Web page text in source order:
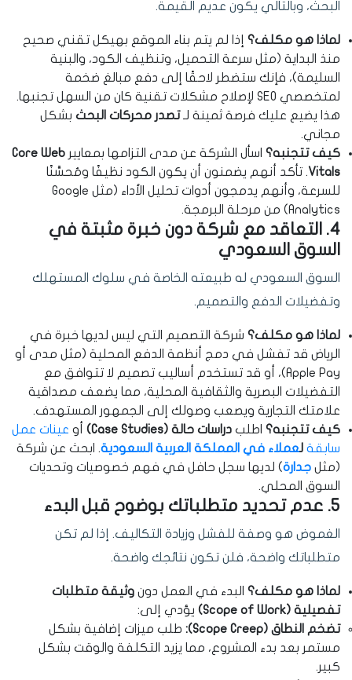
البحث، وبالتالي يكون عديم القيمة.
لماذا هو مكلف؟ إذا لم يتم بناء الموقع بهيكل تقني صحيح
منذ البداية (مثل سرعة التحميل، وتنظيف الكود، والبنية
السليمة)، فإنك ستضطر لاحقًا إلى دفع مبالغ ضخمة
لمتخصصي SEO لإصلاح مشكلات تقنية كان من السهل تجنبها.
هذا يضيع عليك فرصة ثمينة لـتصدر محركات البحث بشكل
مجاني.
كيف تتجنبه؟ اسأل الشركة عن مدى التزامها بمعايير Core Web
Vitals. تأكد أنهم يضمنون أن يكون الكود نظيفًا ومُحسَّنًا
للسرعة، وأنهم يدمجون أدوات تحليل الأداء (مثل Google
Analytics) من مرحلة البرمجة.
4. التعاقد مع شركة دون خبرة مثبتة في
السوق السعودي
السوق السعودي له طبيعته الخاصة في سلوك المستهلك
وتفضيلات الدفع والتصميم.
لماذا هو مكلف؟ شركة التصميم التي ليس لديها خبرة في
الرياض قد تفشل في دمج أنظمة الدفع المحلية (مثل مدى أو
Apple Pay)، أو قد تستخدم أساليب تصميم لا تتوافق مع
التفضيلات البصرية والثقافية المحلية، مما يضعف مصداقية
علامتك التجارية ويصعب وصولك إلى الجمهور المستهدف.
كيف تتجنبه؟ اطلب دراسات حالة (Case Studies) أو عينات عمل
سابقة لعملاء في المملكة العربية السعودية. ابحث عن شركة
(مثل جدارة) لديها سجل حافل في فهم خصوصيات وتحديات
السوق المحلي.
5. عدم تحديد متطلباتك بوضوح قبل البدء
الغموض هو وصفة للفشل وزيادة التكاليف. إذا لم تكن
متطلباتك واضحة، فلن تكون نتائجك واضحة.
لماذا هو مكلف؟ البدء في العمل دون وثيقة متطلبات
تفصيلية (Scope of Work)
يؤدي إلى:
تضخم النطاق (Scope Creep):
طلب ميزات إضافية بشكل
مستمر بعد بدء المشروع، مما يزيد التكلفة والوقت بشكل
كبير.